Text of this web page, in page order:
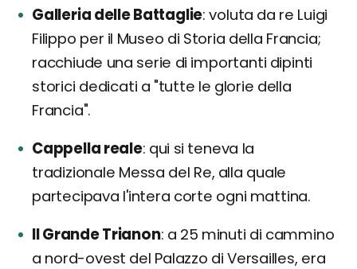
Galleria delle Battaglie voluta da re Luigi
Filippo per il Museo di Storia della Francia;
racchiude una serie di importanti dipinti
storici dedicati a "tutte le glorie della
Francia".
Cappella reale qui si teneva la
tradizionale Messa del Re, alla quale
partecipava l'intera corte ogni mattina.
Il Grande Trianon a 25 minuti di cammino
a nord-ovest del Palazzo di Versailles, era